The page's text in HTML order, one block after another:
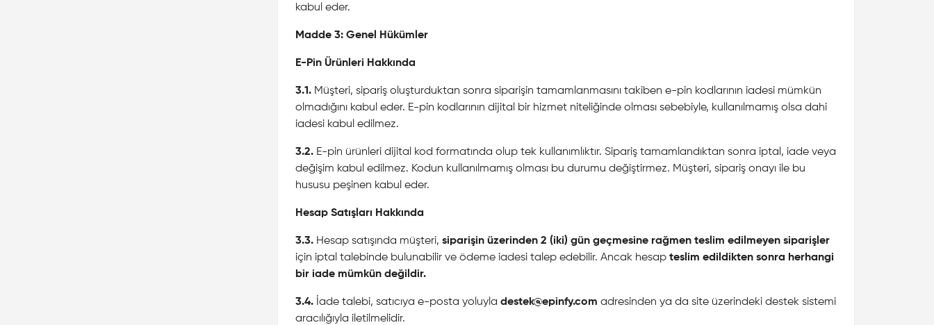
kabul eder.
Madde 3: Genel Hükümler
E-Pin Ürünleri Hakkında
3.1. Müşteri, sipariş oluşturduktan sonra siparişin tamamlanmasını takiben e-pin kodlarının iadesi mümkün
olmadığını kabul eder. E-pin kodlarının dijital bir hizmet niteliğinde olması sebebiyle, kullanılmamış olsa dahi
iadesi kabul edilmez.
3.2. E-pin ürünleri dijital kod formatında olup tek kullanımlıktır. Sipariş tamamlandıktan sonra iptal, iade veya
değişim kabul edilmez. Kodun kullanılmamış olması bu durumu değiştirmez. Müşteri, sipariş onayı ile bu
hususu peşinen kabul eder.
Hesap Satışları Hakkında
3.3. Hesap satışında müşteri, siparişin üzerinden 2 (iki) gün geçmesine rağmen teslim edilmeyen siparişler
için iptal talebinde bulunabilir ve ödeme iadesi talep edebilir. Ancak hesap teslim edildikten sonra herhangi
bir iade mümkün değildir.
3.4. İade talebi, satıcıya e-posta yoluyla destek@epinfy.com adresinden ya da site üzerindeki destek sistemi
aracılığıyla iletilmelidir.